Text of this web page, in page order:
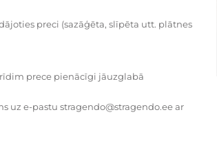
preci (sazāģēta, slīpēta utt. plātnes
prece pienācīgi jāuzglabā
uz e-pastu stragendo@stragendo.ee ar